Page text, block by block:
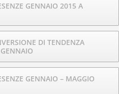
GENNAIO 2015 A
DI TENDENZA
GENNAIO – MAGGIO